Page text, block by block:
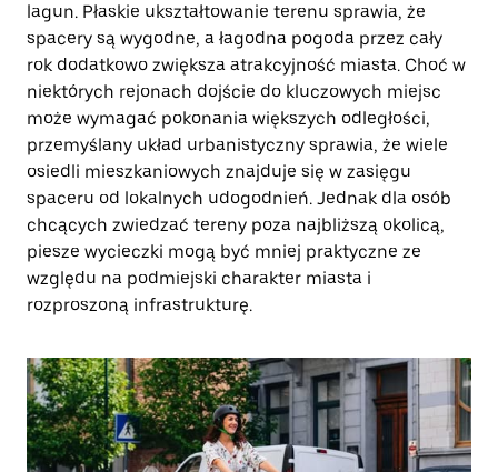
lagun. Płaskie ukształtowanie terenu sprawia, że
spacery są wygodne, a łagodna pogoda przez cały
rok dodatkowo zwiększa atrakcyjność miasta. Choć w
niektórych rejonach dojście do kluczowych miejsc
może wymagać pokonania większych odległości,
przemyślany układ urbanistyczny sprawia, że wiele
osiedli mieszkaniowych znajduje się w zasięgu
spaceru od lokalnych udogodnień. Jednak dla osób
chcących zwiedzać tereny poza najbliższą okolicą,
piesze wycieczki mogą być mniej praktyczne ze
względu na podmiejski charakter miasta i
rozproszoną infrastrukturę.